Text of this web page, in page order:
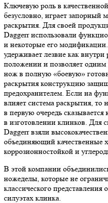
Ключевую роль в
безусловно, играет запорный
раскрытия. Для своей
Daggerr использовали
и некоторые его
удерживает лезвие как
положении и позволяет
нож в полную «боевую»
раскрытия конструкцию
предохранителем. Если на
влияет система раскрытия, то
в первую очередь сказывается
в изготовлении клинков. Для
Daggerr взяли
объединяющий качественные
коррозионностойкой и
В этой компании
ножеделы, которые не
классического
силуэтах клинка.